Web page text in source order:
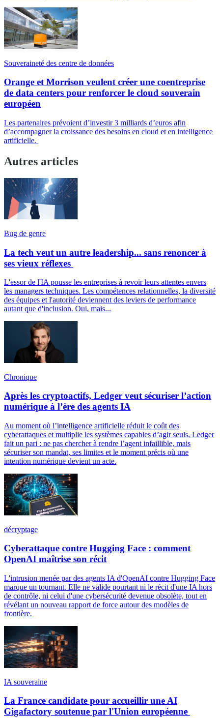
Souveraineté des centre de données
Orange et Morrison veulent créer une coentreprise
de data centers pour renforcer le cloud souverain
européen
Les partenaires prévoient d’investir 3 milliards d’euros afin
d’accompagner la croissance des besoins en cloud et en intelligence
artificielle.
Autres articles
Bug de genre
La tech veut un autre leadership... sans renoncer à
ses vieux réflexes
L'essor de l'IA pousse les entreprises à revoir leurs attentes envers
les managers techniques. Les compétences relationnelles, la diversité
des équipes et l'autorité deviennent des leviers de performance
autant que d'inclusion. Oui, mais...
Chronique
Après les cryptoactifs, Ledger veut sécuriser l’action
numérique à l’ère des agents IA
Au moment où l’intelligence artificielle réduit le coût des
cyberattaques et multiplie les systèmes capables d’agir seuls, Ledger
fait un pari : ne pas chercher à rendre l’agent infaillible, mais
sécuriser son mandat, ses limites et le moment précis où une
intention numérique devient un acte.
décryptage
Cyberattaque contre Hugging Face : comment
OpenAI maîtrise son récit
L'intrusion menée par des agents IA d'OpenAI contre Hugging Face
marque un tournant. Elle ne valide pourtant ni le récit d'une IA hors
de contrôle, ni celui d'une cybersécurité devenue obsolète, tout en
révélant un nouveau rapport de force autour des modèles de
frontière.
IA souveraine
La France candidate pour accueillir une AI
Gigafactory soutenue par l'Union européenne